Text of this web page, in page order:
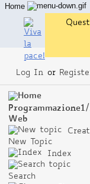
Log In or
Web
New Topic
Index
Search
Home